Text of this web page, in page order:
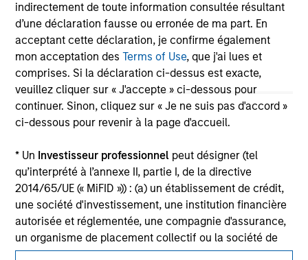
indirectement de toute information consultée résultant
d’une déclaration fausse ou erronée de ma part. En
acceptant cette déclaration, je confirme également
mon acceptation desTerms of Use, que j'ai lues et
comprises. Si la déclaration ci-dessus est exacte,
veuillez cliquer sur « J'accepte » ci-dessous pour
continuer. Sinon, cliquez sur « Je ne suis pas d'accord »
ci-dessous pour revenir à la page d'accueil.
* Un Investisseur professionnel peut désigner (tel
qu’interprété à l’annexe II, partie I, de la directive
2014/65/UE (« MiFID »)) : (a) un établissement de crédit,
une société d'investissement, une institution financière
autorisée et réglementée, une compagnie d'assurance,
un organisme de placement collectif ou la société de
gestion de cet organisme, un fonds de pension ou la
All investing involves risks, including a loss of principal.
Please refer to the strategy detail page for important
information on the strategy, including additional risk
considerations.